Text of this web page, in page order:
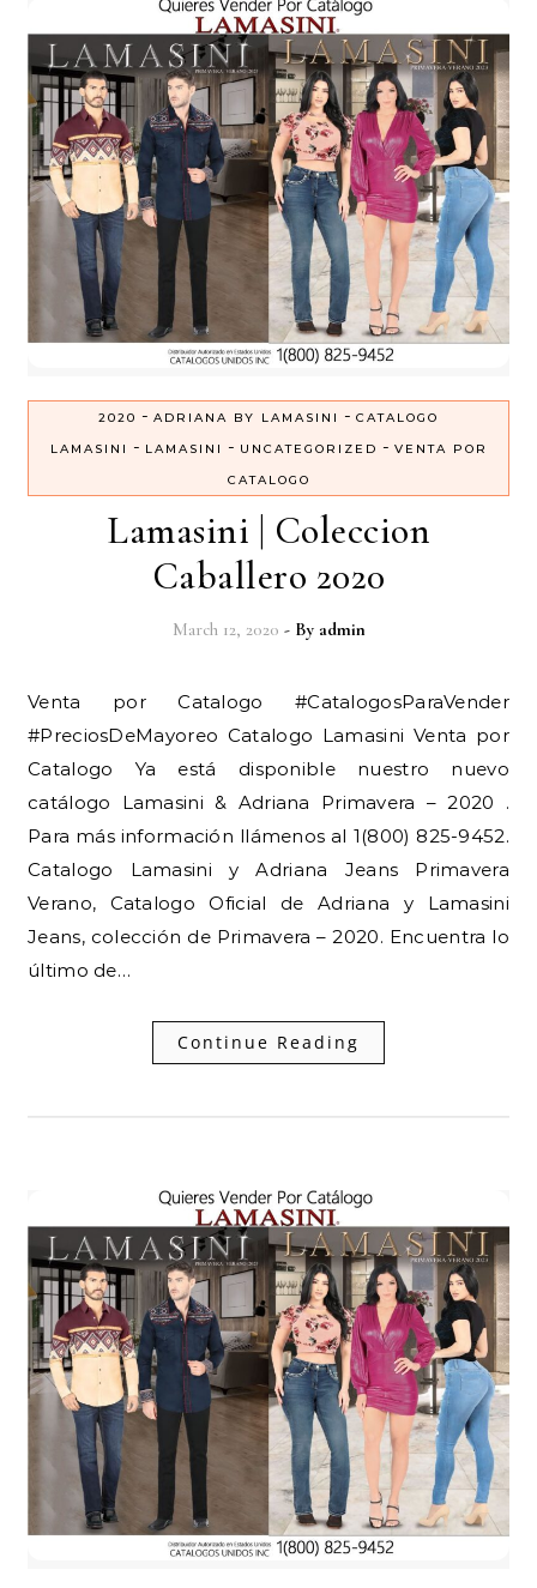
2020 - ADRIANA BY LAMASINI - CATALOGO
LAMASINI
- LAMASINI - UNCATEGORIZED - VENTA POR
CATALOGO
Lamasini | Coleccion
Caballero 2020
March 12, 2020 - By admin
Venta por Catalogo #CatalogosParaVender
#PreciosDeMayoreo Catalogo Lamasini Venta por
Catalogo Ya está disponible nuestro nuevo
catálogo Lamasini & Adriana Primavera – 2020 .
Para más información llámenos al 1(800) 825-9452.
Catalogo Lamasini y Adriana Jeans Primavera
Verano, Catalogo Oficial de Adriana y Lamasini
Jeans, colección de Primavera – 2020. Encuentra lo
último de…
Continue Reading